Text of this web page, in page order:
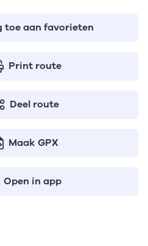
toe aan favorieten
Print route
Deel route
Maak GPX
Open in app